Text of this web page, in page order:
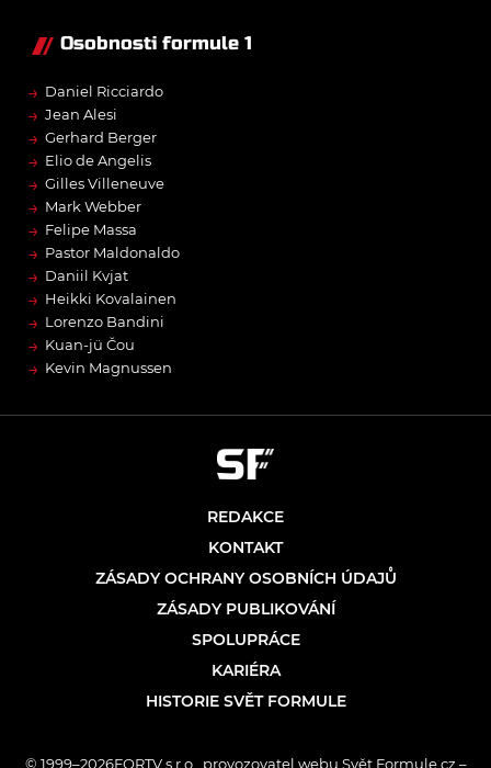
Osobnosti formule 1
→ Daniel Ricciardo
→ Jean Alesi
→ Gerhard Berger
→ Elio de Angelis
→ Gilles Villeneuve
→ Mark Webber
→ Felipe Massa
→ Pastor Maldonaldo
→ Daniil Kvjat
→ Heikki Kovalainen
→ Lorenzo Bandini
→ Kuan-jü Čou
→ Kevin Magnussen
REDAKCE
KONTAKT
ZÁSADY OCHRANY OSOBNÍCH ÚDAJŮ
ZÁSADY PUBLIKOVÁNÍ
SPOLUPRÁCE
KARIÉRA
HISTORIE SVĚT FORMULE
© 1999–2026FORTV s.r.o., provozovatel webu Svět Formule.cz –